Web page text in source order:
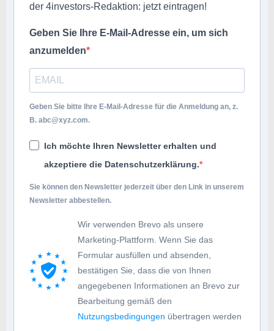
der 4investors-Redaktion: jetzt eintragen!
Geben Sie Ihre E-Mail-Adresse ein, um sich
anzumelden
Geben Sie bitte Ihre E-Mail-Adresse für die Anmeldung an, z.
B. abc@xyz.com.
Ich möchte Ihren Newsletter erhalten und
akzeptiere die Datenschutzerklärung.
Sie können den Newsletter jederzeit über den Link in unserem
Newsletter abbestellen.
Wir verwenden Brevo als unsere
Marketing-Plattform. Wenn Sie das
Formular ausfüllen und absenden,
bestätigen Sie, dass die von Ihnen
angegebenen Informationen an Brevo zur
Bearbeitung gemäß den
Nutzungsbedingungen übertragen werden